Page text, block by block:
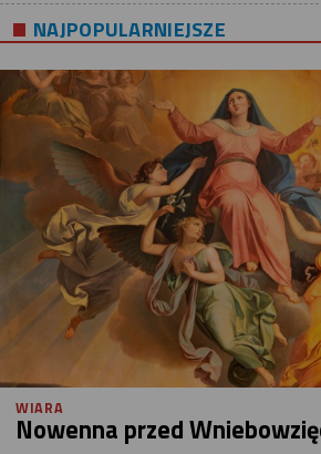
NAJPOPULARNIEJSZE
WIARA
Nowenna przed